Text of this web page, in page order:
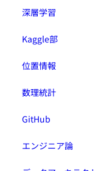
深層学習
Kaggle部
位置情報
数理統計
GitHub
エンジニア論